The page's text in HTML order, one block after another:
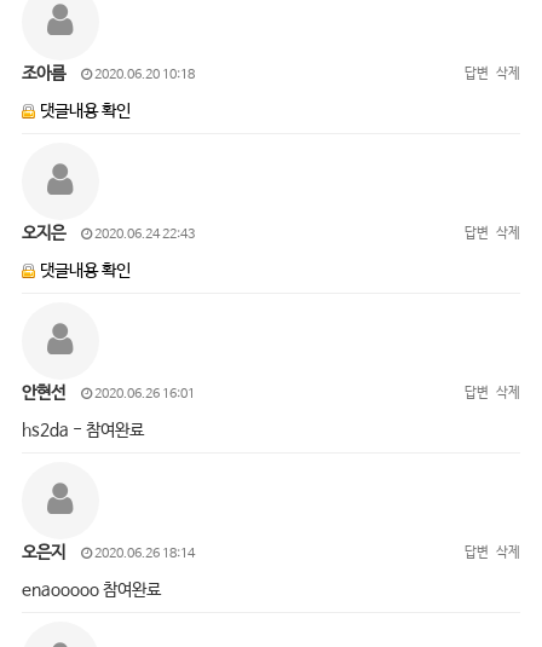
조아름 2020.06.20 10:18 답변 삭제
댓글내용 확인
오지은 2020.06.24 22:43 답변 삭제
댓글내용 확인
안현선 2020.06.26 16:01 답변 삭제
hs2da - 참여완료
오은지 2020.06.26 18:14 답변 삭제
enaooooo 참여완료